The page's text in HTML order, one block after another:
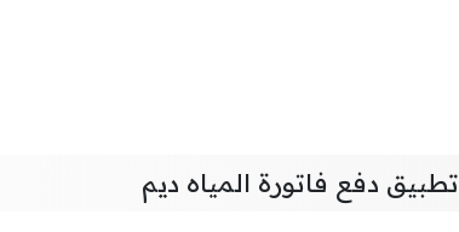
تطبيق دفع فاتورة المياه ديم